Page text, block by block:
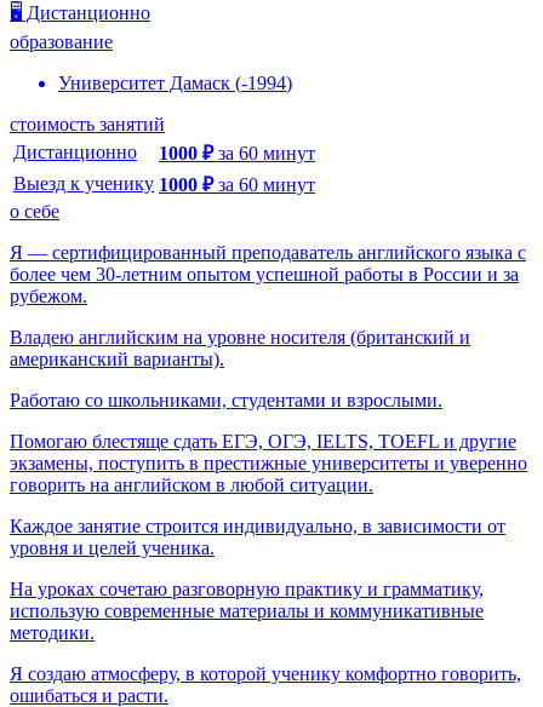
🖥️ Дистанционно
образование
Университет Дамаск (-1994)
стоимость занятий
Дистанционно
1000 ₽ за 60 минут
Выезд к ученику 1000 ₽ за 60 минут
о себе
Я — сертифицированный преподаватель английского языка с
более чем 30-летним опытом успешной работы в России и за
рубежом.
Владею английским на уровне носителя (британский и
американский варианты).
Работаю со школьниками, студентами и взрослыми.
Помогаю блестяще сдать ЕГЭ, ОГЭ, IELTS, TOEFL и другие
экзамены, поступить в престижные университеты и уверенно
говорить на английском в любой ситуации.
Каждое занятие строится индивидуально, в зависимости от
уровня и целей ученика.
На уроках сочетаю разговорную практику и грамматику,
использую современные материалы и коммуникативные
методики.
Я создаю атмосферу, в которой ученику комфортно говорить,
ошибаться и расти.